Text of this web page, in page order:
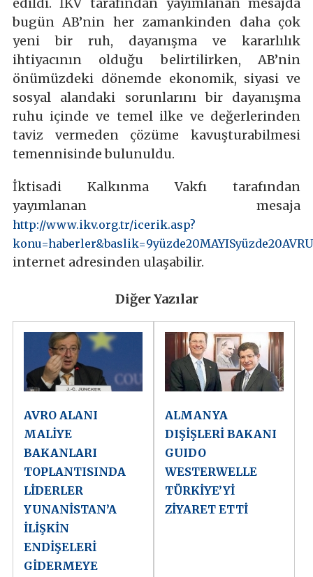
edildi. İKV tarafından yayımlanan mesajda
bugün AB’nin her zamankinden daha çok
yeni bir ruh, dayanışma ve kararlılık
ihtiyacının olduğu belirtilirken, AB’nin
önümüzdeki dönemde ekonomik, siyasi ve
sosyal alandaki sorunlarını bir dayanışma
ruhu içinde ve temel ilke ve değerlerinden
taviz vermeden çözüme kavuşturabilmesi
temennisinde bulunuldu.
İktisadi Kalkınma Vakfı tarafından
yayımlanan mesaja
http://www.ikv.org.tr/icerik.asp?
internet adresinden ulaşabilir.
Diğer Yazılar
AVRO ALANI
MALİYE
BAKANLARI
TOPLANTISINDA
LİDERLER
YUNANİSTAN’A
İLİŞKİN
ENDİŞELERİ
GİDERMEYE
ALMANYA
DIŞİŞLERİ BAKANI
GUIDO
WESTERWELLE
TÜRKİYE’Yİ
ZİYARET ETTİ